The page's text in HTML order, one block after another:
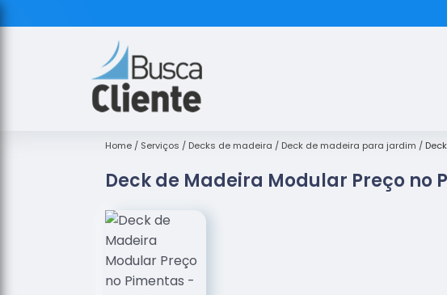
Home Serviços Decks de madeira Deck de madeira para jardim
Deck de Madeira Modular Preço no